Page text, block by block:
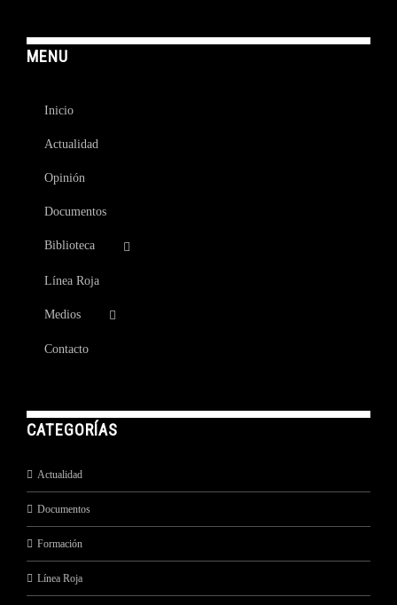
MENU
Inicio
Actualidad
Opinión
Documentos
Biblioteca
Línea Roja
Medios
Contacto
CATEGORÍAS
Actualidad
Documentos
Formación
Línea Roja